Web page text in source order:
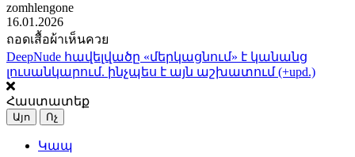
zomhlengone
16.01.2026
ถอดเสื้อผ้าเห็นควย
DeepNude հավելվածը «մերկացնում» է կանանց
լուսանկարում. ինչպես է այն աշխատում (+upd.)
Հաստատեք
Այո Ոչ
Կապ